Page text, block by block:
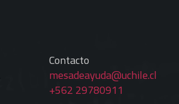
Contacto
mesadeayuda@uchile.cl
+562 29780911